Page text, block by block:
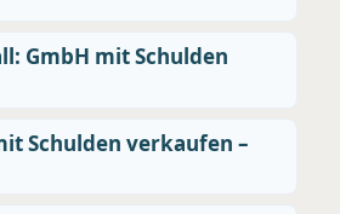
GmbH mit Schulden
Schulden verkaufen –